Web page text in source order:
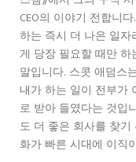
CEO의 이야기 전합니
하는 즉시 더 나은 일
게 당장 필요할 때만
말입니다. 스콧 애덤스
내가 하는 일이 전부가
로 받아 들였다는 것입
도 더 좋은 회사를 찾
화가 빠른 시대에 이직